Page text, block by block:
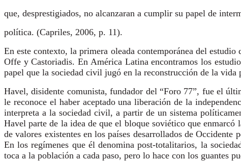
que, desprestigiados, no alcanzaran a cumplir su papel de
política. (Capriles, 2006, p. 11).
En este contexto, la primera oleada contemporánea del
Offe y Castoriadis. En América Latina encontramos los
papel que la sociedad civil jugó en la reconstrucción de la
Havel, disidente comunista, fundador del “Foro 77”, fue el
le reconoce el haber aceptado una liberación de la
interpreta a la sociedad civil, a partir de un sistema
Havel parte de la idea de que el bloque soviético que
de valores existentes en los países desarrollados de
En los regímenes que él denomina post-totalitarios, la
toca a la población a cada paso, pero lo hace con los guantes